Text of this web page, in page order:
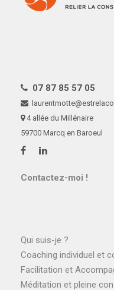
07 87 85 57 05
4 allée du Millénaire
59700 Marcq en Baroeul
Contactez-moi !
Qui suis-je ?
Coaching individuel et
Facilitation et
Méditation et pleine